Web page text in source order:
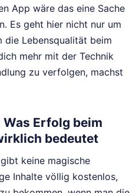
App wäre das eine Sache
Es geht hier nicht nur um
die Lebensqualität beim
mehr mit der Technik
zu verfolgen, machst
Erfolg beim
bedeutet
keine magische
Inhalte völlig kostenlos,